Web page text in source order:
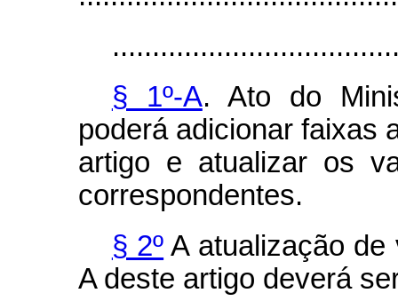
§ 1º-A. Ato do
poderá adicionar faixas
artigo e atualizar os
correspondentes.
§ 2º A atualização de
A deste artigo deverá